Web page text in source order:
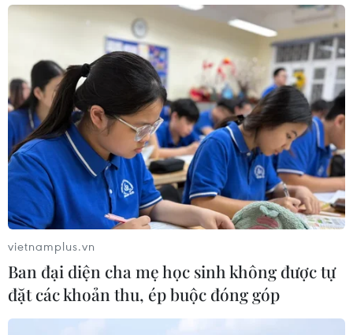
TIN CÙNG CHUYÊN MỤC
Áp thấp nhiệt đới trên vịnh Bắc Bộ sẽ
gây ảnh hưởng thế nào tới Việt Nam?
07/08/2026 14:38
Nứt núi, Thanh Hóa sơ tán khẩn cấp
nhiều hộ dân
07/08/2026 13:17
vietnamplus.vn
Ban đại diện cha mẹ học sinh không được tự
đặt các khoản thu, ép buộc đóng góp